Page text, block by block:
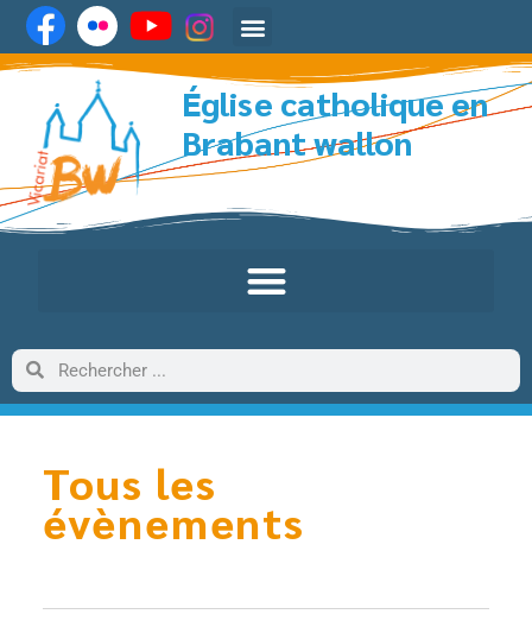
Église catholique en
Brabant wallon
Tous les
évènements